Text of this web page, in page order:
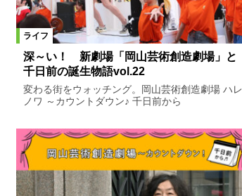
ライフ
深～い！ 新劇場「岡山芸術創造劇場」と
千日前の誕生物語vol.22
変わる街をウォッチング。岡山芸術創造劇場 ハレ
ノワ ～カウントダウン♪ 千日前から